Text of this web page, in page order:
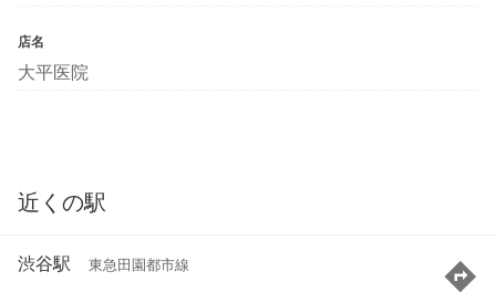
店名
大平医院
近くの駅
渋谷駅 東急田園都市線